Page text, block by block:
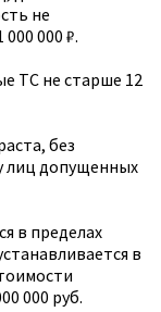
не
000 ₽.
ТС не старше 12
без
лиц допущенных
в пределах
в
000 руб.